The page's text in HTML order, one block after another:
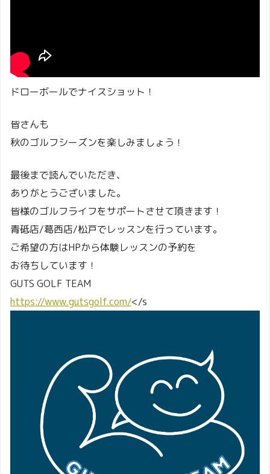
ドローボールでナイスショット！
皆さんも
秋のゴルフシーズンを楽しみましょう！
最後まで読んでいただき、
ありがとうございました。
皆様のゴルフライフをサポートさせて頂きます！
青砥店/葛西店/松戸でレッスンを行っています。
ご希望の方はHPから体験レッスンの予約を
お待ちしています！
GUTS GOLF TEAM
https://www.gutsgolf.com/</s